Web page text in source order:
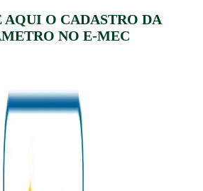
AQUI O CADASTRO DA
NO E-MEC